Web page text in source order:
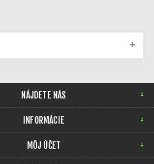
NÁJDETE NÁS
INFORMÁCIE
MÔJ ÚČET